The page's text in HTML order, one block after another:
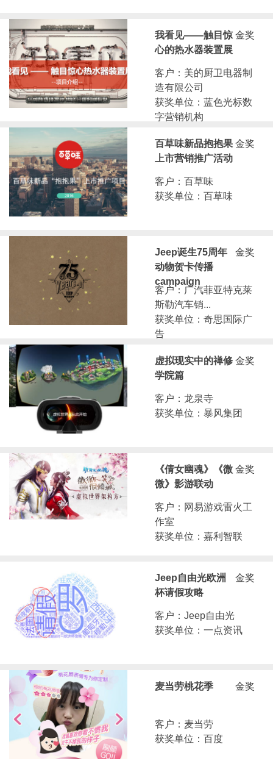
金奖
我看见——触目惊
心的热水器装置展
客户：美的厨卫电器制
造有限公司
获奖单位：蓝色光标数
字营销机构
金奖
百草味新品抱抱果
上市营销推广活动
客户：百草味
获奖单位：百草味
金奖
Jeep诞生75周年
动物贺卡传播
campaign
客户：广汽菲亚特克莱
斯勒汽车销...
获奖单位：奇思国际广
告
金奖
虚拟现实中的禅修
学院篇
客户：龙泉寺
获奖单位：暴风集团
金奖
《倩女幽魂》《微
微》影游联动
客户：网易游戏雷火工
作室
获奖单位：嘉利智联
金奖
Jeep自由光欧洲
杯请假攻略
客户：Jeep自由光
获奖单位：一点资讯
金奖
麦当劳桃花季
客户：麦当劳
获奖单位：百度